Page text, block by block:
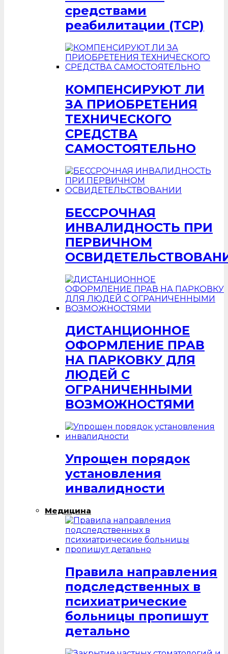
средствами
реабилитации (ТСР)
КОМПЕНСИРУЮТ ЛИ
ЗА ПРИОБРЕТЕНИЯ
ТЕХНИЧЕСКОГО
СРЕДСТВА
САМОСТОЯТЕЛЬНО
БЕССРОЧНАЯ
ИНВАЛИДНОСТЬ ПРИ
ПЕРВИЧНОМ
ДИСТАНЦИОННОЕ
ОФОРМЛЕНИЕ ПРАВ
НА ПАРКОВКУ ДЛЯ
ЛЮДЕЙ С
ОГРАНИЧЕННЫМИ
ВОЗМОЖНОСТЯМИ
Упрощен порядок
установления
инвалидности
Медицина
Правила направления
подследственных в
психиатрические
больницы пропишут
детально